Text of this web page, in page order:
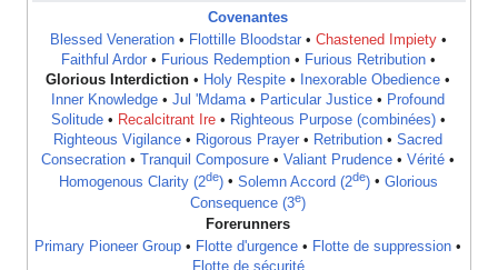
Covenantes
Blessed Veneration• Flottille Bloodstar• Chastened Impiety•
Faithful Ardor• Furious Redemption• Furious Retribution•
Glorious Interdiction • Holy Respite • Inexorable Obedience •
Inner Knowledge • Jul 'Mdama• Particular Justice • Profound
Solitude• Recalcitrant Ire• Righteous Purpose (combinées)•
Righteous Vigilance • Rigorous Prayer • Retribution • Sacred
Consecration • Tranquil Composure • Valiant Prudence • Vérité •
Homogenous Clarity (2de)• Solemn Accord (2de)• Glorious
Consequence (3e)
Forerunners
Primary Pioneer Group • Flotte d'urgence • Flotte de suppression •